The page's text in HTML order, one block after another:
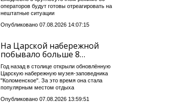
операторов будут готовы отреагировать на
нештатные ситуации
Опубликовано 07.08.2026 14:07:15
На Царской набережной
побывало больше 8…
Год назад в столице открыли обновлённую
Царскую набережную музея-заповедника
"Коломенское". За это время она стала
популярным местом отдыха
Опубликовано 07.08.2026 13:59:51